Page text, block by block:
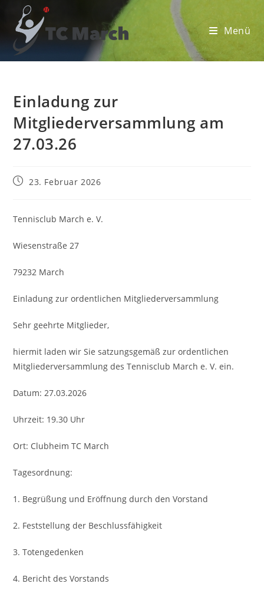
Inhalt
springen
Menü
Einladung zur
Mitgliederversammlung am
27.03.26
Beitrag23. Februar 2026
Tennisclub March e. V.
Wiesenstraße 27
79232 March
Einladung zur ordentlichen Mitgliederversammlung
Sehr geehrte Mitglieder,
hiermit laden wir Sie satzungsgemäß zur ordentlichen
Mitgliederversammlung des Tennisclub March e. V. ein.
Datum: 27.03.2026
Uhrzeit: 19.30 Uhr
Ort: Clubheim TC March
Tagesordnung:
1. Begrüßung und Eröffnung durch den Vorstand
2. Feststellung der Beschlussfähigkeit
3. Totengedenken
4. Bericht des Vorstands